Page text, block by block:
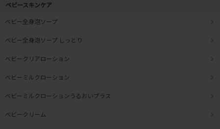
ベビースキンケア
ベビー全身泡ソープ
ベビー全身泡ソープ しっとり
ベビークリアローション
ベビーミルクローション
ベビーミルクローションうるおいプラス
ベビークリーム